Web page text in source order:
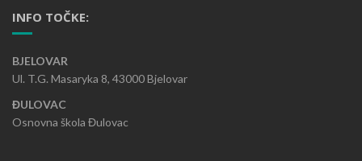
INFO TOČKE:
BJELOVAR
Ul. T.G. Masaryka 8, 43000 Bjelovar
ĐULOVAC
Osnovna škola Đulovac